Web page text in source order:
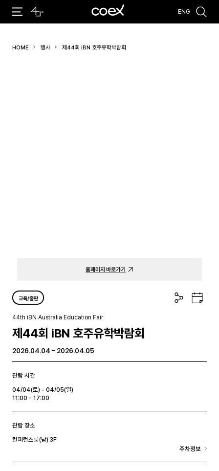
#코엑스 전시 #행사 #주차안내
ENG
HOME 행사 제44회 iBN 호주유학박람회
홈페이지 바로가기
교육/출판
공
유
구
글
44th iBN Australia Education Fair
제44회 iBN 호주유학박람회
2026.04.04 - 2026.04.05
관람 시간
04/04(토) - 04/05(일)
11:00 - 17:00
관람 장소
컨퍼런스룸(남) 3F
주차정보